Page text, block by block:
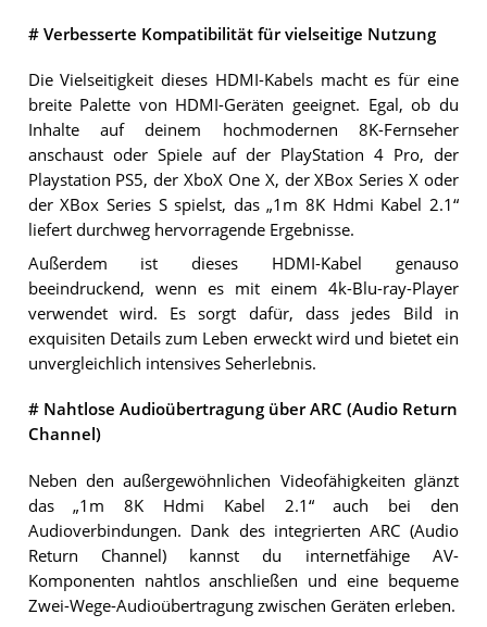
# Verbesserte Kompatibilität für vielseitige Nutzung
Die Vielseitigkeit dieses HDMI-Kabels macht es für eine
breite Palette von HDMI-Geräten geeignet. Egal, ob du
Inhalte auf deinem hochmodernen 8K-Fernseher
anschaust oder Spiele auf der PlayStation 4 Pro, der
Playstation PS5, der XboX One X, der XBox Series X oder
der XBox Series S spielst, das „1m 8K Hdmi Kabel 2.1“
liefert durchweg hervorragende Ergebnisse.
Außerdem ist dieses HDMI-Kabel genauso
beeindruckend, wenn es mit einem 4k-Blu-ray-Player
verwendet wird. Es sorgt dafür, dass jedes Bild in
exquisiten Details zum Leben erweckt wird und bietet ein
unvergleichlich intensives Seherlebnis.
# Nahtlose Audioübertragung über ARC (Audio Return
Channel)
Neben den außergewöhnlichen Videofähigkeiten glänzt
das „1m 8K Hdmi Kabel 2.1“ auch bei den
Audioverbindungen. Dank des integrierten ARC (Audio
Return Channel) kannst du internetfähige AV-
Komponenten nahtlos anschließen und eine bequeme
Zwei-Wege-Audioübertragung zwischen Geräten erleben.